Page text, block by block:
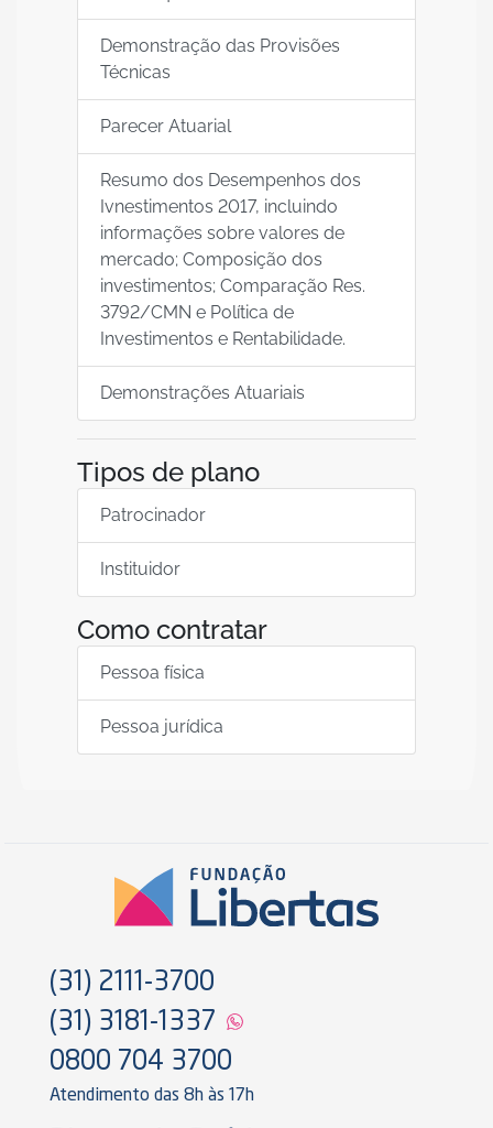
Demonstração das Provisões
Técnicas
Parecer Atuarial
Resumo dos Desempenhos dos
Ivnestimentos 2017, incluindo
informações sobre valores de
mercado; Composição dos
investimentos; Comparação Res.
3792/CMN e Política de
Investimentos e Rentabilidade.
Demonstrações Atuariais
Tipos de plano
Patrocinador
Instituidor
Como contratar
Pessoa física
Pessoa jurídica
(31) 2111-3700
(31) 3181-1337
0800 704 3700
Atendimento das 8h às 17h